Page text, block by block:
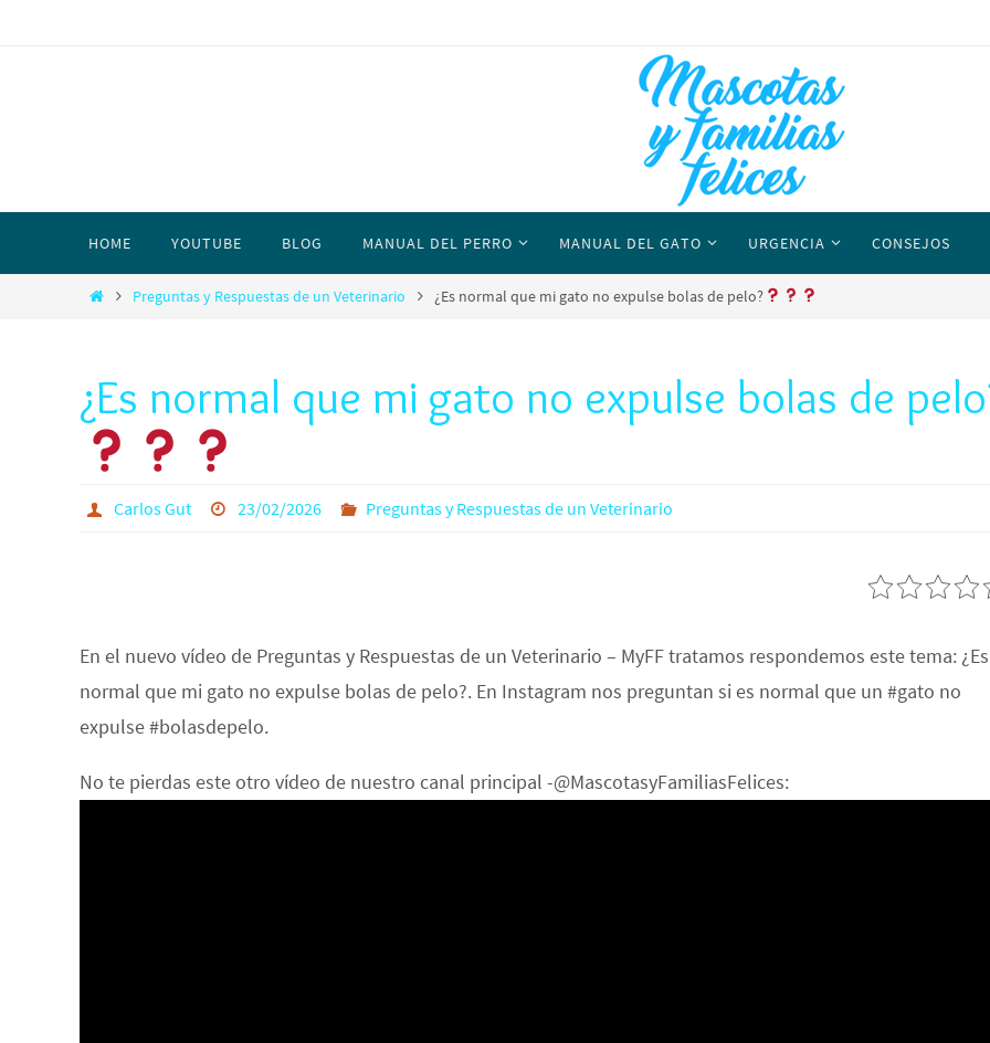
HOME YOUTUBE BLOG MANUAL DEL PERRO MANUAL DEL GATO URGENCIA CONSEJOS
Preguntas y Respuestas de un Veterinario ¿Es normal que mi gato no expulse bolas de pelo?
¿Es normal que mi gato no expulse bolas de
Carlos Gut 23/02/2026 Preguntas y Respuestas de un Veterinario
En el nuevo vídeo de Preguntas y Respuestas de un Veterinario – MyFF tratamos respondemos este tema: ¿Es
normal que mi gato no expulse bolas de pelo?. En Instagram nos preguntan si es normal que un #gato no
expulse #bolasdepelo.
No te pierdas este otro vídeo de nuestro canal principal -@MascotasyFamiliasFelices: